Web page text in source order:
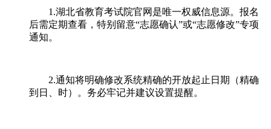
1.湖北省教育考试院官网是唯一权威信息源。报名
后需定期查看，特别留意“志愿确认”或“志愿修改”专项
通知。
2.通知将明确修改系统精确的开放起止日期（精确
到日、时）。务必牢记并建议设置提醒。